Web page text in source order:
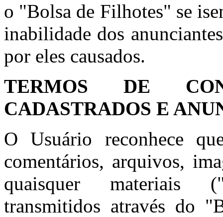
o "Bolsa de Filhotes" se
inabilidade dos
por eles causados.
TERMOS DE
CADASTRADOS E
O Usuário reconhece
comentários, arquivos,
quaisquer materiais
transmitidos através do